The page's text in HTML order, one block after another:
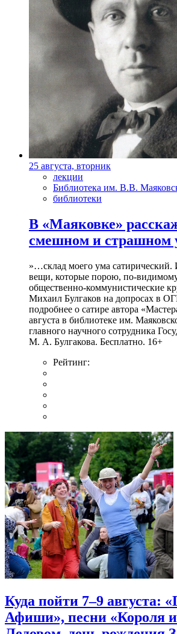
25 августа, вторник
лекции
Библиотека им. В.В.
библиотеки
В «Маяковке»
смешном и страшном
»…склад моего ума сатирический.
вещи, которые порою, по-
общественно-коммунистические
Михаил Булгаков на допросах в
подробнее о сатире автора
августа в библиотеке им.
главного научного сотрудника
М. А. Булгакова. Бесплатно. 16+
Рейтинг:
Куда пойти 7–9 августа:
Афиши», песни «Короля